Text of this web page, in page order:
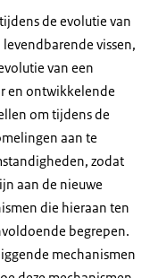
de evolutie van
vissen,
van een
en ontwikkelende
om tijdens de
aan te
zodat
aan de nieuwe
die hieraan ten
begrepen.
mechanismen